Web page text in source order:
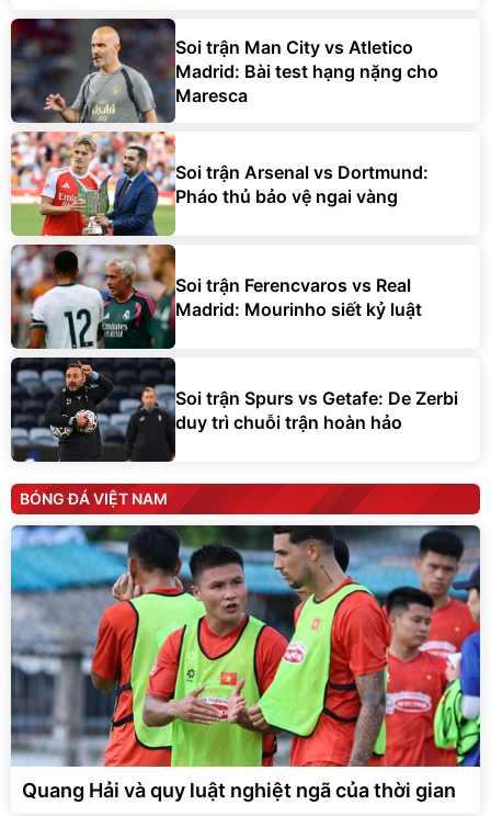
Soi trận Man City vs Atletico
Madrid: Bài test hạng nặng cho
Maresca
Soi trận Arsenal vs Dortmund:
Pháo thủ bảo vệ ngai vàng
Soi trận Ferencvaros vs Real
Madrid: Mourinho siết kỷ luật
Soi trận Spurs vs Getafe: De Zerbi
duy trì chuỗi trận hoàn hảo
BÓNG ĐÁ VIỆT NAM
Quang Hải và quy luật nghiệt ngã của thời gian